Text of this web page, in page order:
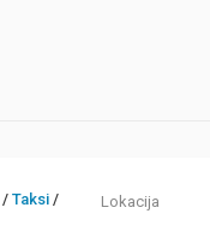
/Taksi /
Lokacija